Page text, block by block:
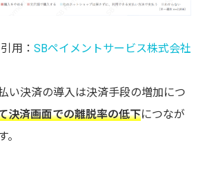
引用： SBペイメントサービス株式会社
い決済の導入は決済手段の増加につ
決済画面での離脱率の低下につなが